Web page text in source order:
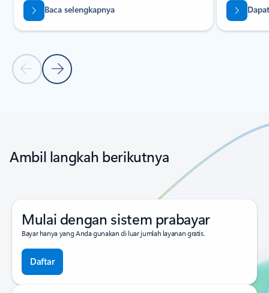
Slide Sebelumnya
Slide Berikutnya
Baca selengkapnya
Ambil langkah berikutnya
Mulai dengan sistem prabayar
Bayar hanya yang Anda gunakan di luar jumlah layanan gratis.
Daftar